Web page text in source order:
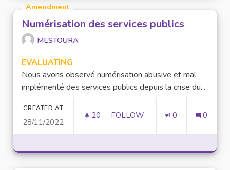
Amendment
Numérisation des services publics
MESTOURA
EVALUATING
Nous avons observé numérisation abusive et mal
implémenté des services publics depuis la crise du...
CREATED AT
28/11/2022
20 20 FOLLOWERS
FOLLOW 0 0